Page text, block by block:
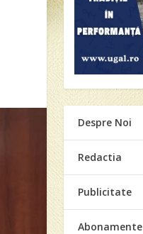
Despre Noi
Redactia
Publicitate
Abonamente